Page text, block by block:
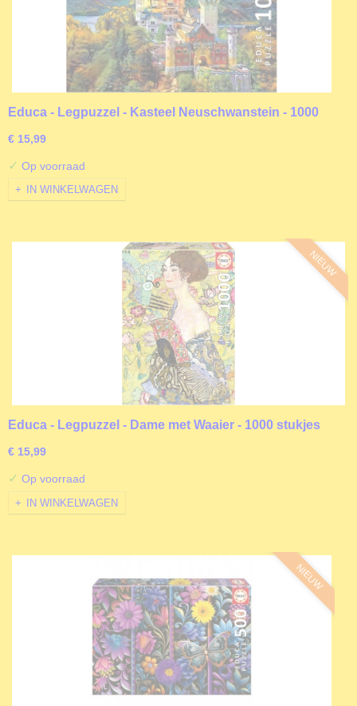
Educa - Legpuzzel - Kasteel Neuschwanstein - 1000
€ 15,99
✓ Op voorraad
IN WINKELWAGEN
NIEUW
Educa - Legpuzzel - Dame met Waaier - 1000 stukjes
€ 15,99
✓ Op voorraad
IN WINKELWAGEN
NIEUW